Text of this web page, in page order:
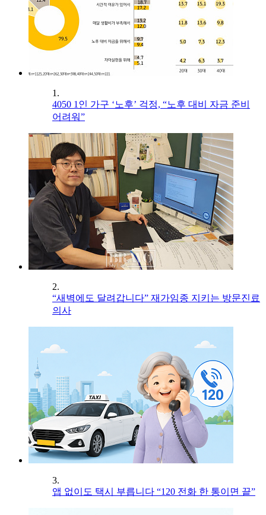
1.
4050 1인 가구 ‘노후’ 걱정, “노후 대비 자금 준비
어려워”
2.
“새벽에도 달려갑니다” 재가임종 지키는 방문진료
의사
3.
앱 없이도 택시 부릅니다 “120 전화 한 통이면 끝”